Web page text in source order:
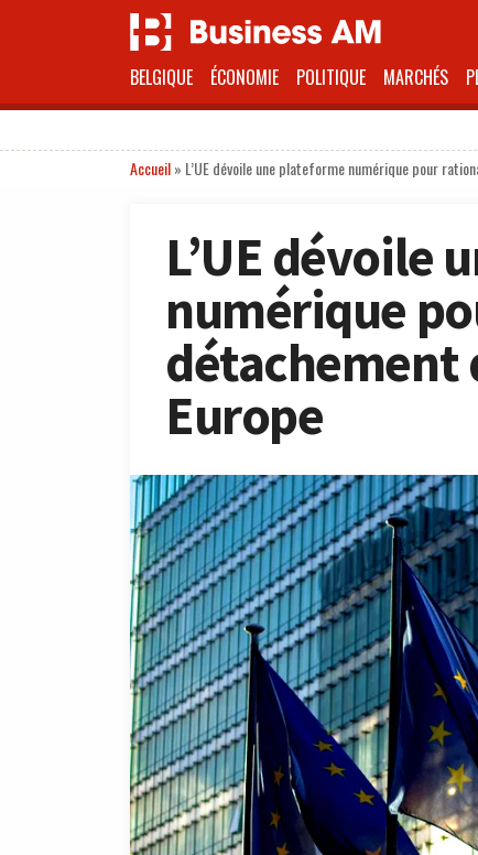
BELGIQUE ÉCONOMIE POLITIQUE MARCHÉS
Accueil» L’UE dévoile une plateforme numérique pour
L’UE dévoile
numérique
détachement
Europe